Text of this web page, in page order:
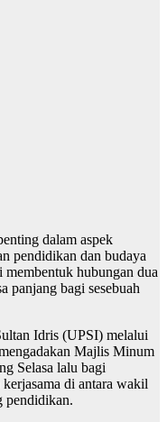
dalam aspek
pendidikan dan budaya
hubungan dua
panjang bagi sesebuah
Idris (UPSI) melalui
Majlis Minum
Selasa lalu bagi
di antara wakil
pendidikan.